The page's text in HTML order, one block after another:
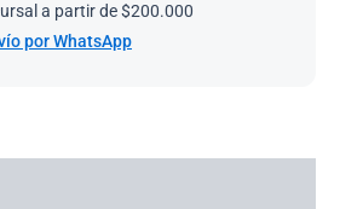
a partir de $200.000
por WhatsApp